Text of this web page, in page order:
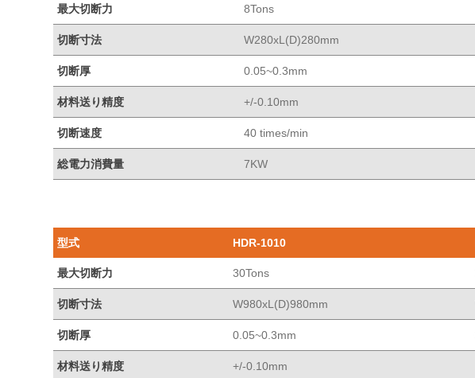
最大切断力 8Tons
切断寸法 W280xL(D)280mm
切断厚 0.05~0.3mm
材料送り精度 +/-0.10mm
切断速度 40 times/min
総電力消費量 7KW
型式 HDR-1010
最大切断力 30Tons
切断寸法 W980xL(D)980mm
切断厚 0.05~0.3mm
材料送り精度 +/-0.10mm